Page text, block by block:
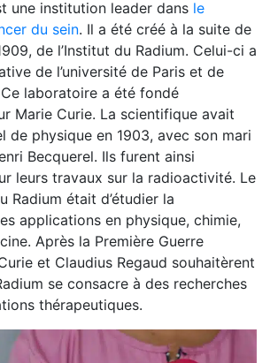
une institution leader dans le
du sein. Il a été créé à la suite de
de l’Institut du Radium. Celui-ci a
de l’université de Paris et de
Ce laboratoire a été fondé
Marie Curie. La scientifique avait
de physique en 1903, avec son mari
Becquerel. Ils furent ainsi
leurs travaux sur la radioactivité. Le
Radium était d’étudier la
applications en physique, chimie,
Après la Première Guerre
et Claudius Regaud souhaitèrent
se consacre à des recherches
thérapeutiques.